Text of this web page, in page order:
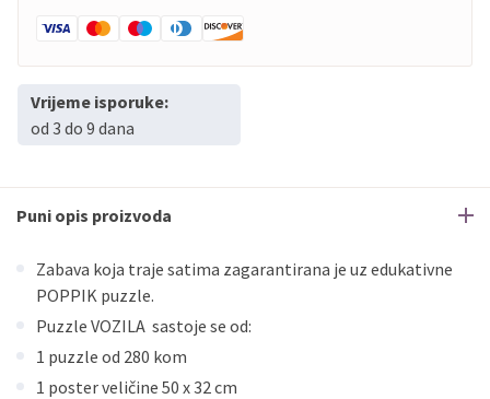
Vrijeme isporuke:
od 3 do 9 dana
Puni opis proizvoda
Zabava koja traje satima zagarantirana je uz edukativne
POPPIK puzzle.
Puzzle VOZILA sastoje se od:
1 puzzle od 280 kom
1 poster veličine 50 x 32 cm